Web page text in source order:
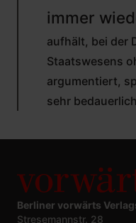
JÜRGEN
(NICHT
ÜBERPRÜFT)
immer
aufhält, bei der
Staatswesens
argumentiert,
sehr
Berliner vorwärts
Stresemannstr. 28